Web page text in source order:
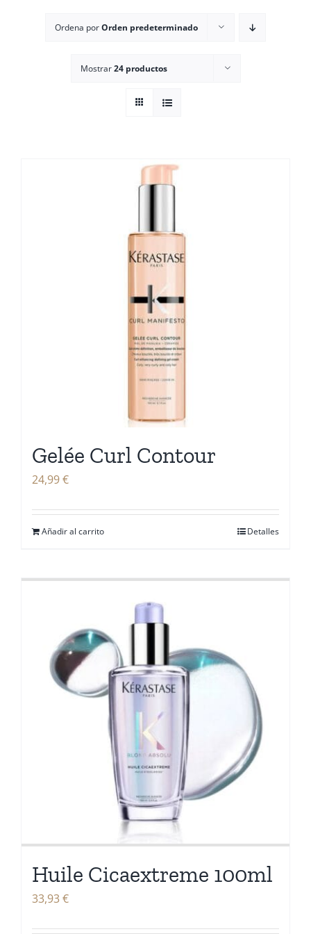
Ordena porOrden predeterminado
Mostrar24 productos
Gelée Curl Contour
24,99€
Añadir al carrito Detalles
Huile Cicaextreme 100ml
33,93€